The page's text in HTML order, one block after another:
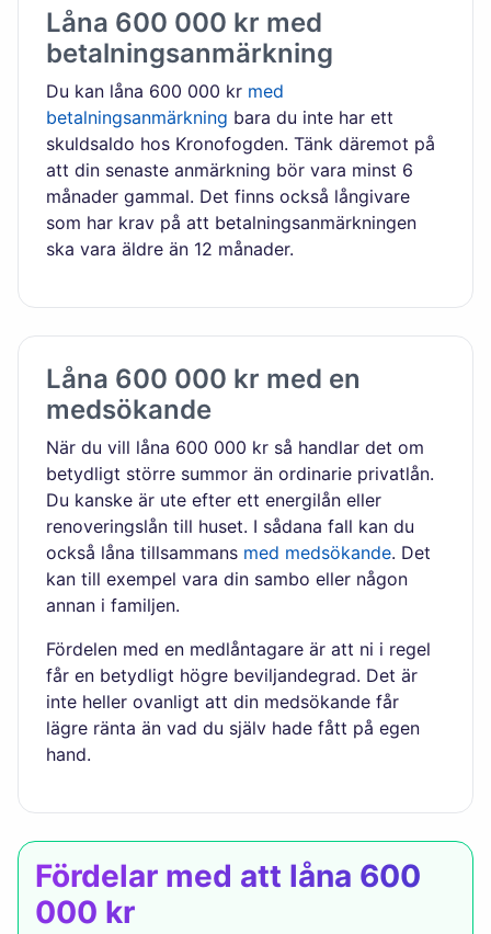
Låna 600 000 kr med
betalningsanmärkning
Du kan låna 600 000 kr med
betalningsanmärkning bara du inte har ett
skuldsaldo hos Kronofogden. Tänk däremot på
att din senaste anmärkning bör vara minst 6
månader gammal. Det finns också långivare
som har krav på att betalningsanmärkningen
ska vara äldre än 12 månader.
Låna 600 000 kr med en
medsökande
När du vill låna 600 000 kr så handlar det om
betydligt större summor än ordinarie privatlån.
Du kanske är ute efter ett energilån eller
renoveringslån till huset. I sådana fall kan du
också låna tillsammans med medsökande. Det
kan till exempel vara din sambo eller någon
annan i familjen.
Fördelen med en medlåntagare är att ni i regel
får en betydligt högre beviljandegrad. Det är
inte heller ovanligt att din medsökande får
lägre ränta än vad du själv hade fått på egen
hand.
Fördelar med att låna 600
000 kr